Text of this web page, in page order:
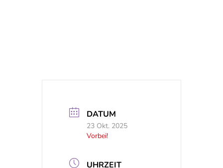
DATUM
23 Okt. 2025
Vorbei!
UHRZEIT